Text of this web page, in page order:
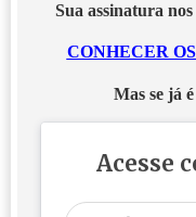
Sua assinatura
CONHECER
Mas se já
Acesse